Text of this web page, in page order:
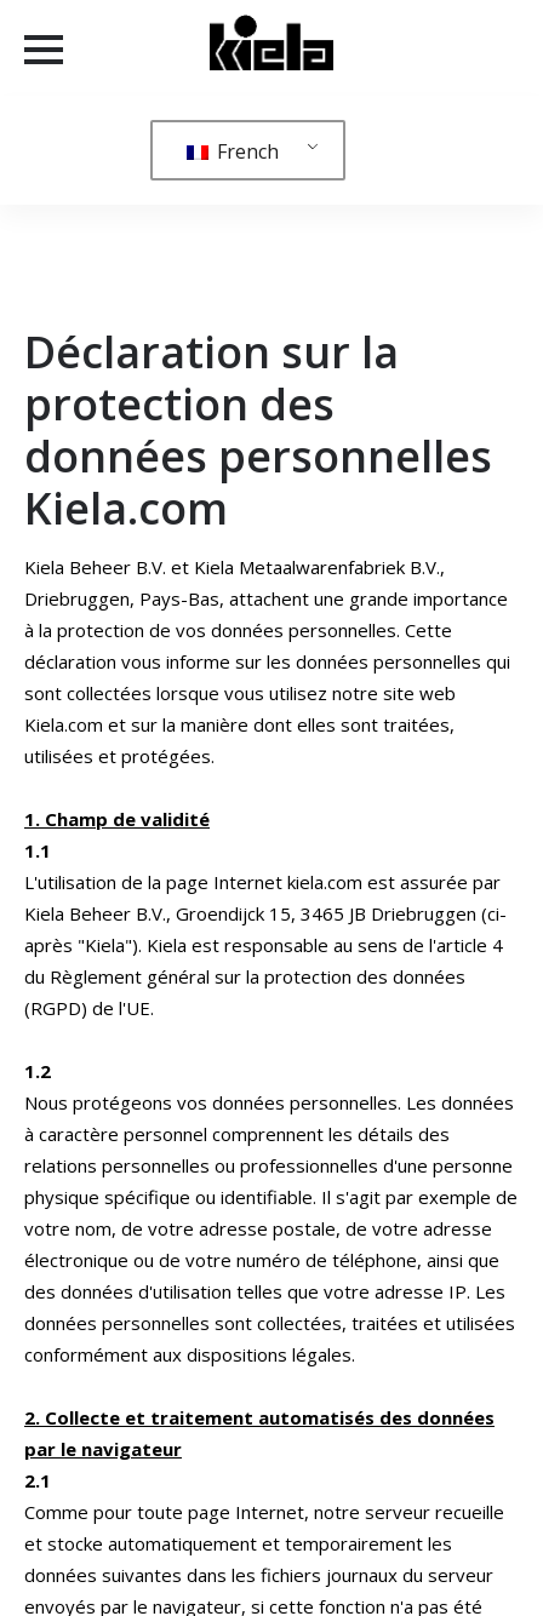
French
Déclaration sur la
protection des
données personnelles
Kiela.com
Kiela Beheer B.V. et Kiela Metaalwarenfabriek B.V.,
Driebruggen, Pays-Bas, attachent une grande importance
à la protection de vos données personnelles. Cette
déclaration vous informe sur les données personnelles qui
sont collectées lorsque vous utilisez notre site web
Kiela.com et sur la manière dont elles sont traitées,
utilisées et protégées.
1. Champ de validité
1.1
L'utilisation de la page Internet kiela.com est assurée par
Kiela Beheer B.V., Groendijck 15, 3465 JB Driebruggen (ci-
après "Kiela"). Kiela est responsable au sens de l'article 4
du Règlement général sur la protection des données
(RGPD) de l'UE.
1.2
Nous protégeons vos données personnelles. Les données
à caractère personnel comprennent les détails des
relations personnelles ou professionnelles d'une personne
physique spécifique ou identifiable. Il s'agit par exemple de
votre nom, de votre adresse postale, de votre adresse
électronique ou de votre numéro de téléphone, ainsi que
des données d'utilisation telles que votre adresse IP. Les
données personnelles sont collectées, traitées et utilisées
conformément aux dispositions légales.
2. Collecte et traitement automatisés des données
par le navigateur
2.1
Comme pour toute page Internet, notre serveur recueille
et stocke automatiquement et temporairement les
données suivantes dans les fichiers journaux du serveur
envoyés par le navigateur, si cette fonction n'a pas été